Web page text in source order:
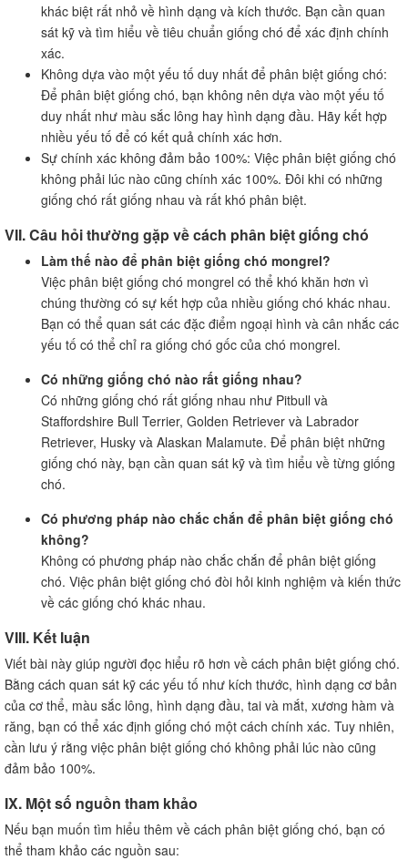
khác biệt rất nhỏ về hình dạng và kích thước. Bạn cần quan
sát kỹ và tìm hiểu về tiêu chuẩn giống chó để xác định chính
xác.
Không dựa vào một yếu tố duy nhất để phân biệt giống chó:
Để phân biệt giống chó, bạn không nên dựa vào một yếu tố
duy nhất như màu sắc lông hay hình dạng đầu. Hãy kết hợp
nhiều yếu tố để có kết quả chính xác hơn.
Sự chính xác không đảm bảo 100%: Việc phân biệt giống chó
không phải lúc nào cũng chính xác 100%. Đôi khi có những
giống chó rất giống nhau và rất khó phân biệt.
VII. Câu hỏi thường gặp về cách phân biệt giống chó
Làm thế nào để phân biệt giống chó mongrel?
Việc phân biệt giống chó mongrel có thể khó khăn hơn vì
chúng thường có sự kết hợp của nhiều giống chó khác nhau.
Bạn có thể quan sát các đặc điểm ngoại hình và cân nhắc các
yếu tố có thể chỉ ra giống chó gốc của chó mongrel.
Có những giống chó nào rất giống nhau?
Có những giống chó rất giống nhau như Pitbull và
Staffordshire Bull Terrier, Golden Retriever và Labrador
Retriever, Husky và Alaskan Malamute. Để phân biệt những
giống chó này, bạn cần quan sát kỹ và tìm hiểu về từng giống
chó.
Có phương pháp nào chắc chắn để phân biệt giống chó
không?
Không có phương pháp nào chắc chắn để phân biệt giống
chó. Việc phân biệt giống chó đòi hỏi kinh nghiệm và kiến thức
về các giống chó khác nhau.
VIII. Kết luận
Viết bài này giúp người đọc hiểu rõ hơn về cách phân biệt giống chó.
Bằng cách quan sát kỹ các yếu tố như kích thước, hình dạng cơ bản
của cơ thể, màu sắc lông, hình dạng đầu, tai và mắt, xương hàm và
răng, bạn có thể xác định giống chó một cách chính xác. Tuy nhiên,
cần lưu ý rằng việc phân biệt giống chó không phải lúc nào cũng
đảm bảo 100%.
IX. Một số nguồn tham khảo
Nếu bạn muốn tìm hiểu thêm về cách phân biệt giống chó, bạn có
thể tham khảo các nguồn sau: